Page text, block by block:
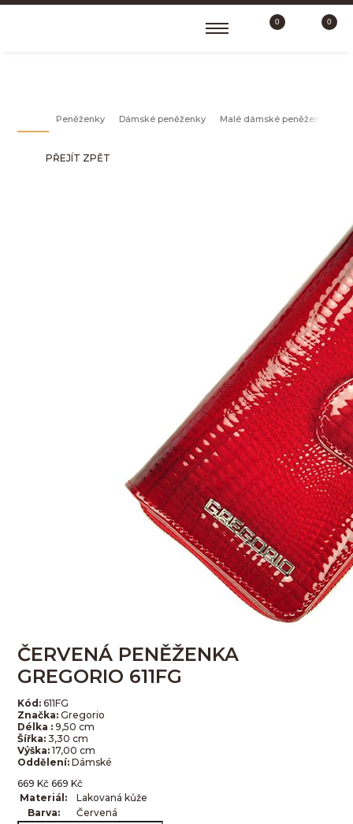
0 0
MALÉ DÁMSKÉ PENĚŽENKY
Peněženky Dámské peněženky Malé dámské peněženky
PŘEJÍT ZPĚT
ČERVENÁ PENĚŽENKA
GREGORIO 611FG
Kód: 611FG
Značka: Gregorio
Délka :9,50 cm
Šířka:3,30 cm
Výška:17,00 cm
Oddělení:Dámské
669 Kč 669 Kč
Materiál:
Lakovaná kůže
Barva:
Červená